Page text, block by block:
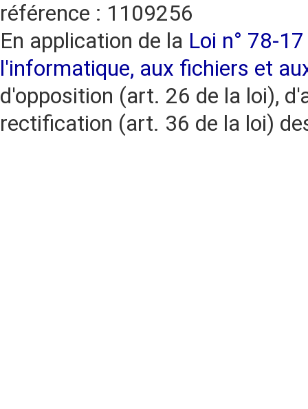
référence : 1109256
En application de la Loi n° 78-
l'informatique, aux fichiers et
d'opposition (art. 26 de la loi),
rectification (art. 36 de la loi)